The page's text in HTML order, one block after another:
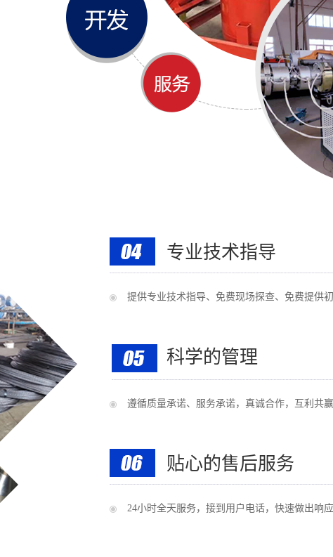
专业技术指导
提供专业技术指导、免费现场探查、免费提供
科学的管理
遵循质量承诺、服务承诺，真诚合作，互利共
贴心的售后服务
24小时全天服务，接到用户电话，快速做出响